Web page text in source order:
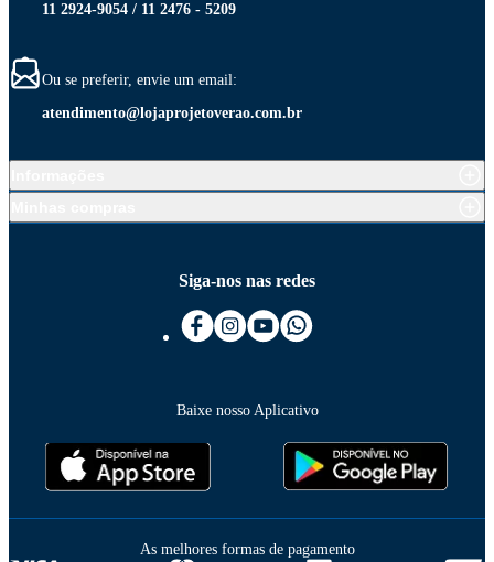
11 2924-9054 / 11 2476 - 5209
Ou se preferir, envie um email:
atendimento@lojaprojetoverao.com.br
Siga-nos nas redes
Baixe nosso Aplicativo
As melhores formas de pagamento